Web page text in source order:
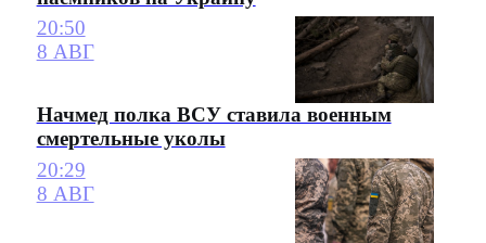
20:50
8 АВГ
Начмед полка ВСУ ставила военным
смертельные уколы
20:29
8 АВГ